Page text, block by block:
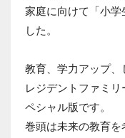
家庭に向けて「小学
した。
教育、学力アップ
レジデントファミ
ペシャル版です。
巻頭は未来の教育